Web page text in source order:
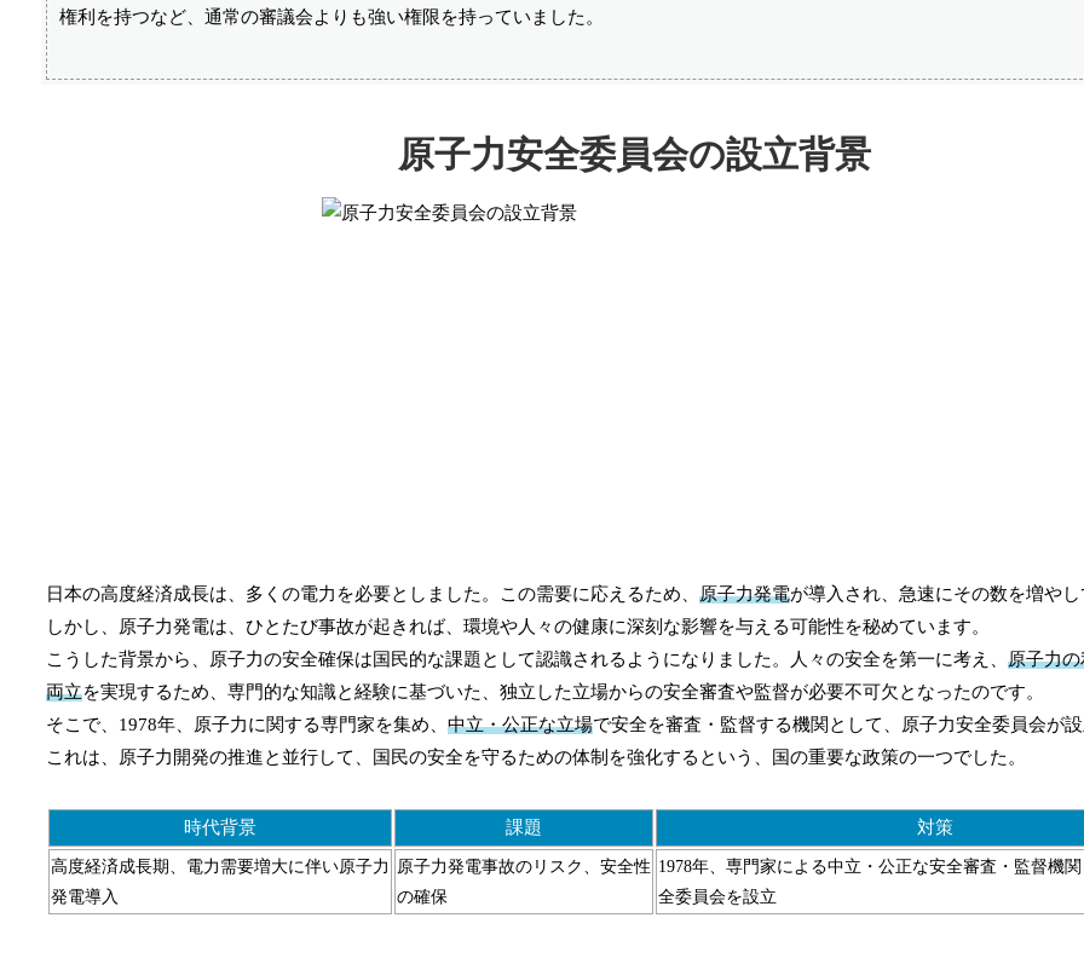
権利を持つなど、通常の審議会よりも強い権限を持っていました。
原子力安全委員会の設立背景
日本の高度経済成長は、多くの電力を必要としました。この需要に応えるため、 原子力発電が導入され、急速にその数を増やし
しかし、原子力発電は、ひとたび事故が起きれば、環境や人々の健康に深刻な影響を与える可能性を秘めています。
こうした背景から、原子力の安全確保は国民的な課題として認識されるようになりました。人々の安全を第一に考え、 原子力
両立を実現するため、専門的な知識と経験に基づいた、独立した立場からの安全審査や監督が必要不可欠となったのです。
そこで、1978年、原子力に関する専門家を集め、 中立・公正な立場で安全を審査・監督する機関として、原子力安全委員会が設
これは、原子力開発の推進と並行して、国民の安全を守るための体制を強化するという、国の重要な政策の一つでした。
時代背景 課題 対策
高度経済成長期、電力需要増大に伴い原子力
発電導入
原子力発電事故のリスク、安全性
の確保
1978年、専門家による中立・公正な安全審査・監督機
全委員会を設立